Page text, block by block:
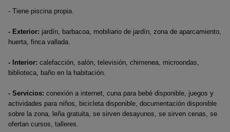
- Tiene piscina propia.
- Exterior: jardín, barbacoa, mobiliario de jardín, zona de aparcamiento,
huerta, finca vallada.
- Interior: calefacción, salón, televisión, chimenea, microondas,
biblioteca, baño en la habitación.
- Servicios: conexión a internet, cuna para bebé disponible, juegos y
actividades para niños, bicicleta disponible, documentación disponible
sobre la zona, leña gratuita, se sirven desayunos, se sirven cenas, se
ofertan cursos, talleres.